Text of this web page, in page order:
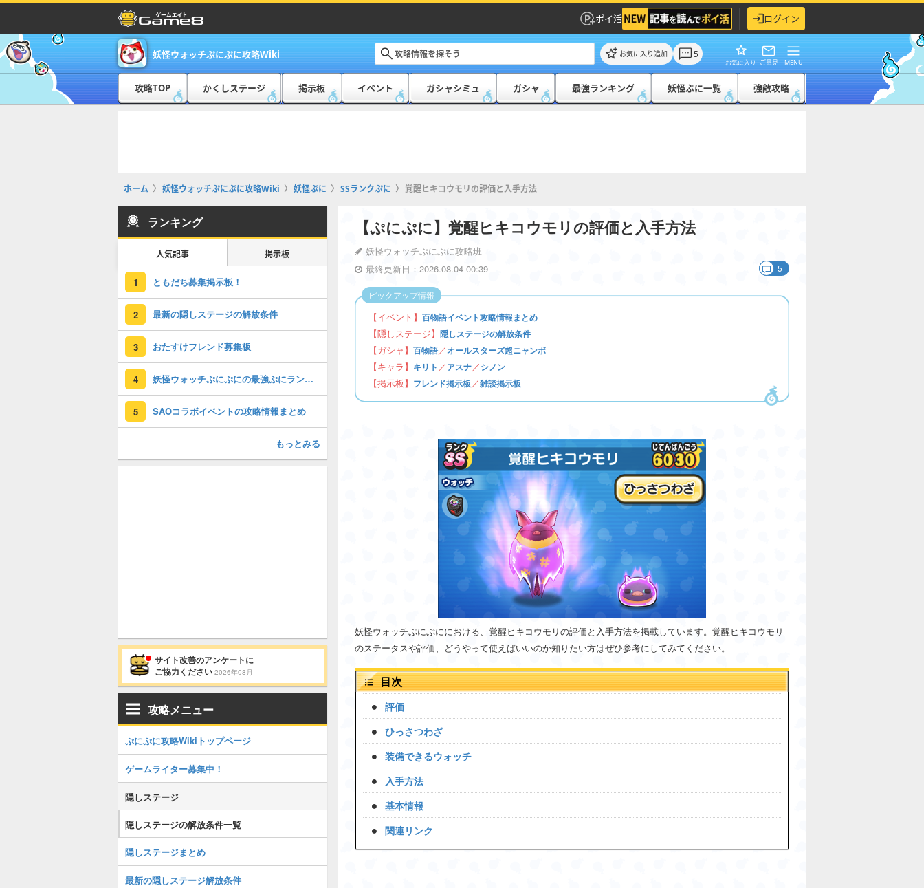
ポイ活 ログイン
妖怪ウォッチぷにぷに攻略Wiki お気に入り追加 5
お気に入り ご意見 MENU
攻略TOP かくしステージ 掲示板 イベント ガシャシミュ ガシャ 最強ランキング 妖怪ぷに一覧 強敵攻略
ホーム 妖怪ウォッチぷにぷに攻略Wiki 妖怪ぷに SSランクぷに 覚醒ヒキコウモリの評価と入手方法
【ぷにぷに】覚醒ヒキコウモリの評価と入手方法
妖怪ウォッチぷにぷに攻略班
最終更新日：2026.08.04 00:39
5
【イベント】 百物語イベント攻略情報まとめ
【隠しステージ】 隠しステージの解放条件
【ガシャ】 百物語／オールスターズ超ニャンボ
【キャラ】 キリト ／アスナ／シノン
【掲示板】 フレンド掲示板／雑談掲示板
ピックアップ情報
妖怪ウォッチぷにぷににおける、覚醒ヒキコウモリの評価と入手方法を掲載しています。覚醒ヒキコウモリ
のステータスや評価、どうやって使えばいいのか知りたい方はぜひ参考にしてみてください。
目次
評価
ひっさつわざ
装備できるウォッチ
入手方法
基本情報
関連リンク
ランキング
人気記事 掲示板
1 ともだち募集掲示板！
2 最新の隠しステージの解放条件
3 おたすけフレンド募集板
4 妖怪ウォッチぷにぷにの最強ぷにランキング！
5 SAOコラボイベントの攻略情報まとめ
もっとみる
サイト改善のアンケートに
ご協力ください 2026年08月
攻略メニュー
ぷにぷに攻略Wikiトップページ
ゲームライター募集中！
隠しステージ
隠しステージの解放条件一覧
隠しステージまとめ
最新の隠しステージ解放条件